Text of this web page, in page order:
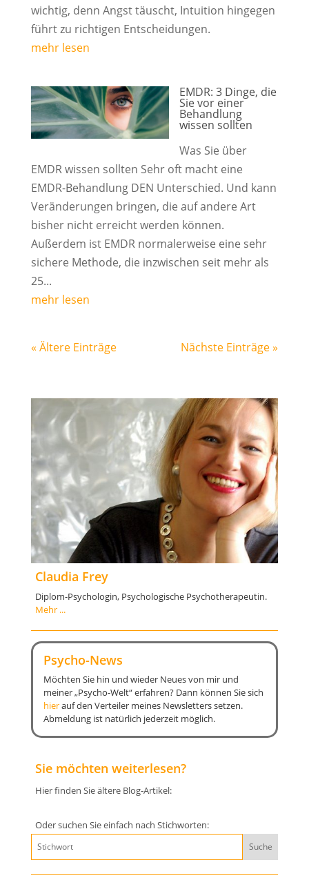
wichtig, denn Angst täuscht, Intuition hingegen
führt zu richtigen Entscheidungen.
mehr lesen
EMDR: 3 Dinge, die
Sie vor einer
Behandlung
wissen sollten
Was Sie über
EMDR wissen sollten Sehr oft macht eine
EMDR-Behandlung DEN Unterschied. Und kann
Veränderungen bringen, die auf andere Art
bisher nicht erreicht werden können.
Außerdem ist EMDR normalerweise eine sehr
sichere Methode, die inzwischen seit mehr als
25...
mehr lesen
« Ältere Einträge Nächste Einträge »
Claudia Frey
Diplom-Psychologin, Psychologische Psychotherapeutin.
Mehr ...
Psycho-News
Möchten Sie hin und wieder Neues von mir und
meiner „Psycho-Welt“ erfahren? Dann können Sie sich
hierauf den Verteiler meines Newsletters setzen.
Abmeldung ist natürlich jederzeit möglich.
Sie möchten weiterlesen?
Hier finden Sie ältere Blog‑Artikel:
Oder suchen Sie einfach nach Stichworten: